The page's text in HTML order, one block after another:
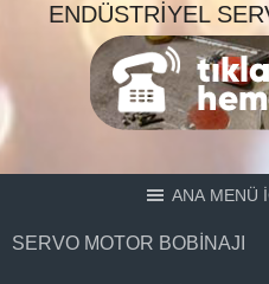
ENDÜSTRIYEL
ANA MENÜ
SERVO MOTOR BOBINAJI